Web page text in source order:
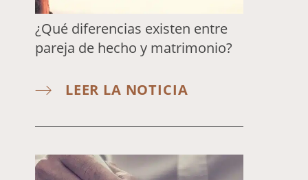
¿Qué diferencias existen entre
pareja de hecho y matrimonio?
LEER LA NOTICIA